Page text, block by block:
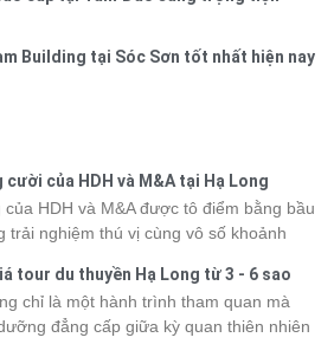
Building tại Sóc Sơn tốt nhất hiện nay
của HDH và M&A tại Hạ Long
HDH và M&A được tô điểm bằng bầu
trải nghiệm thú vị cùng vô số khoảnh
nhau, tất cả đã tạo nên một chuyến đi
ấn khó quên.
tour du thuyền Hạ Long từ 3 - 6 sao
chỉ là một hành trình tham quan mà
đẳng cấp giữa kỳ quan thiên nhiên